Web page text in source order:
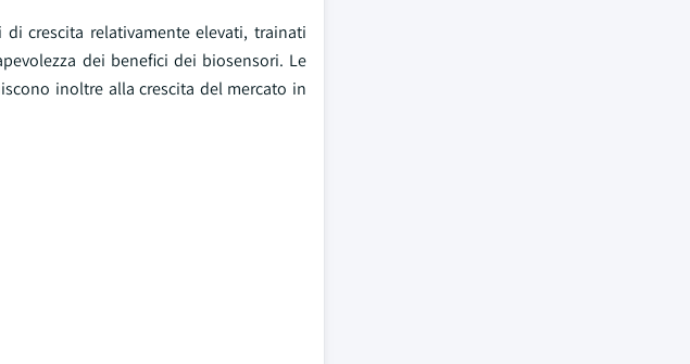
crescita relativamente elevati, trainati
dei benefici dei biosensori. Le
inoltre alla crescita del mercato in